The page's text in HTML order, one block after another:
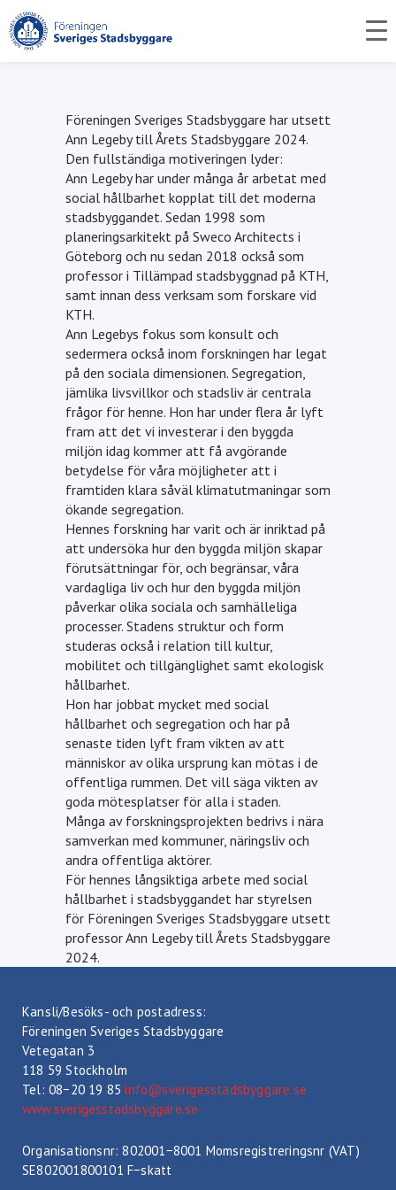
utmärkelser
Föreningen Sveriges Stadsbyggare har utsett
Ann Legeby till Årets Stadsbyggare 2024.
Den fullständiga motiveringen lyder:
Ann Legeby har under många år arbetat med
social hållbarhet kopplat till det moderna
stadsbyggandet. Sedan 1998 som
planeringsarkitekt på Sweco Architects i
Göteborg och nu sedan 2018 också som
professor i Tillämpad stadsbyggnad på KTH,
samt innan dess verksam som forskare vid
KTH.
Ann Legebys fokus som konsult och
sedermera också inom forskningen har legat
på den sociala dimensionen. Segregation,
jämlika livsvillkor och stadsliv är centrala
frågor för henne. Hon har under flera år lyft
fram att det vi investerar i den byggda
miljön idag kommer att få avgörande
betydelse för våra möjligheter att i
framtiden klara såväl klimatutmaningar som
ökande segregation.
Hennes forskning har varit och är inriktad på
att undersöka hur den byggda miljön skapar
förutsättningar för, och begränsar, våra
vardagliga liv och hur den byggda miljön
påverkar olika sociala och samhälleliga
processer. Stadens struktur och form
studeras också i relation till kultur,
mobilitet och tillgänglighet samt ekologisk
hållbarhet.
Hon har jobbat mycket med social
hållbarhet och segregation och har på
senaste tiden lyft fram vikten av att
människor av olika ursprung kan mötas i de
offentliga rummen. Det vill säga vikten av
goda mötesplatser för alla i staden.
Många av forskningsprojekten bedrivs i nära
samverkan med kommuner, näringsliv och
andra offentliga aktörer.
För hennes långsiktiga arbete med social
hållbarhet i stadsbyggandet har styrelsen
för Föreningen Sveriges Stadsbyggare utsett
professor Ann Legeby till Årets Stadsbyggare
2024.
Kansli/Besöks- och postadress:
Föreningen Sveriges Stadsbyggare
Vetegatan 3
118 59 Stockholm
Tel: 08−20 19 85info@sverigesstadsbyggare.se
www.sverigesstadsbyggare.se
Organisationsnr: 802001−8001 Momsregistreringsnr (VAT)
SE802001800101 F−skatt